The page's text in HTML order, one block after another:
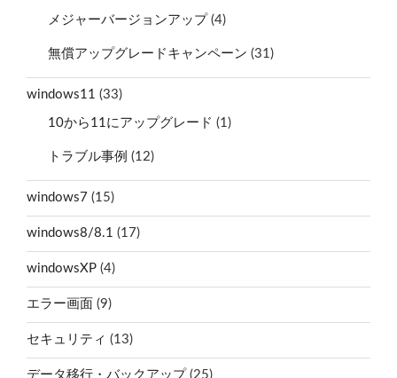
メジャーバージョンアップ (4)
無償アップグレードキャンペーン (31)
windows11 (33)
10から11にアップグレード (1)
トラブル事例 (12)
windows7 (15)
windows8/8.1 (17)
windowsXP (4)
エラー画面 (9)
セキュリティ (13)
データ移行・バックアップ (25)